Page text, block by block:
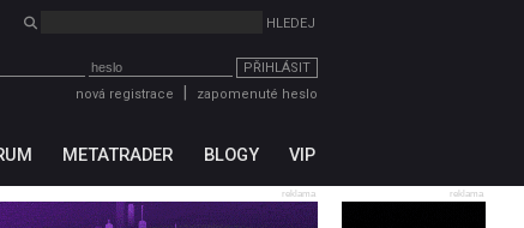
PŘIHLÁSIT
nová registrace
zapomenuté heslo
METATRADER BLOGY VIP
reklama
reklama